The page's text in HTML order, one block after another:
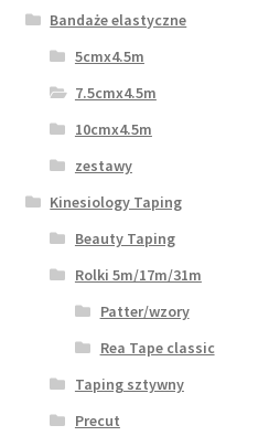
Bandaże elastyczne
5cmx4.5m
7.5cmx4.5m
10cmx4.5m
zestawy
Kinesiology Taping
Beauty Taping
Rolki 5m/17m/31m
Patter/wzory
Rea Tape classic
Taping sztywny
Precut